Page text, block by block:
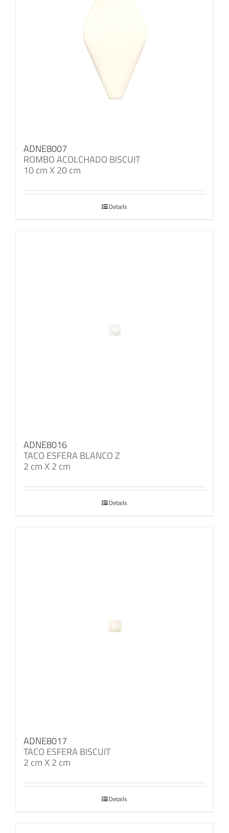
ADNE8007
ROMBO ACOLCHADO BISCUIT
10 cm X 20 cm
Details
ADNE8016
TACO ESFERA BLANCO Z
2 cm X 2 cm
Details
ADNE8017
TACO ESFERA BISCUIT
2 cm X 2 cm
Details